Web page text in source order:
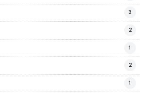
3
2
1
2
1